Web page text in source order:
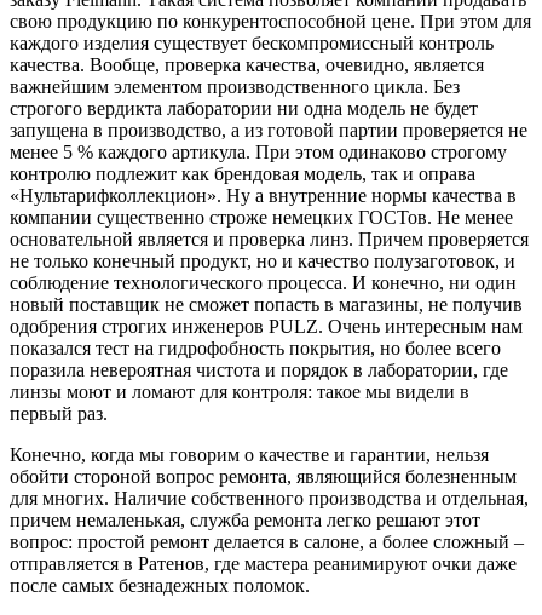
свою продукцию по конкурентоспособной цене. При этом для
каждого изделия существует бескомпромиссный контроль
качества. Вообще, проверка качества, очевидно, является
важнейшим элементом производственного цикла. Без
строгого вердикта лаборатории ни одна модель не будет
запущена в производство, а из готовой партии проверяется не
менее 5 % каждого артикула. При этом одинаково строгому
контролю подлежит как брендовая модель, так и оправа
«Нультарифколлекцион». Ну а внутренние нормы качества в
компании существенно строже немецких ГОСТов. Не менее
основательной является и проверка линз. Причем проверяется
не только конечный продукт, но и качество полузаготовок, и
соблюдение технологического процесса. И конечно, ни один
новый поставщик не сможет попасть в магазины, не получив
одобрения строгих инженеров PULZ. Очень интересным нам
показался тест на гидрофобность покрытия, но более всего
поразила невероятная чистота и порядок в лаборатории, где
линзы моют и ломают для контроля: такое мы видели в
первый раз.
Конечно, когда мы говорим о качестве и гарантии, нельзя
обойти стороной вопрос ремонта, являющийся болезненным
для многих. Наличие собственного производства и отдельная,
причем немаленькая, служба ремонта легко решают этот
вопрос: простой ремонт делается в салоне, а более сложный –
отправляется в Ратенов, где мастера реанимируют очки даже
после самых безнадежных поломок.